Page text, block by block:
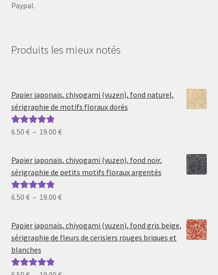
Paypal.
Produits les mieux notés
Papier japonais, chiyogami (yuzen), fond naturel,
sérigraphie de motifs floraux dorés
Note5.00sur
6.50 € – 19.00 €Plage
prix :
6.50 €
à
Papier japonais, chiyogami (yuzen), fond noir,
sérigraphie de petits motifs floraux argentés
Note5.00sur
6.50 € – 19.00 €Plage
prix :
6.50 €
Papier japonais, chiyogami (yuzen), fond gris beige,
sérigraphie de fleurs de cerisiers rouges briques et
blanches
Note5.00sur